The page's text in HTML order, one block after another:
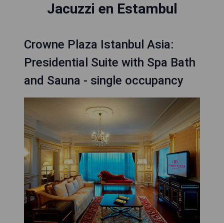
Jacuzzi en Estambul
Crowne Plaza Istanbul Asia:
Presidential Suite with Spa Bath
and Sauna - single occupancy